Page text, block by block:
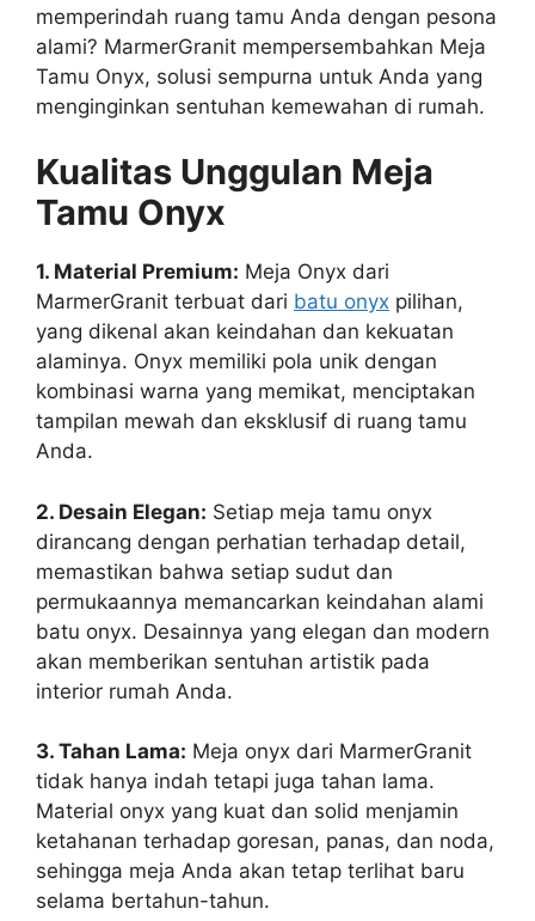
memperindah ruang tamu Anda dengan pesona
alami? MarmerGranit mempersembahkan Meja
Tamu Onyx, solusi sempurna untuk Anda yang
menginginkan sentuhan kemewahan di rumah.
Kualitas Unggulan Meja
Tamu Onyx
1. Material Premium: Meja Onyx dari
MarmerGranit terbuat dari batu onyx pilihan,
yang dikenal akan keindahan dan kekuatan
alaminya. Onyx memiliki pola unik dengan
kombinasi warna yang memikat, menciptakan
tampilan mewah dan eksklusif di ruang tamu
Anda.
2. Desain Elegan: Setiap meja tamu onyx
dirancang dengan perhatian terhadap detail,
memastikan bahwa setiap sudut dan
permukaannya memancarkan keindahan alami
batu onyx. Desainnya yang elegan dan modern
akan memberikan sentuhan artistik pada
interior rumah Anda.
3. Tahan Lama: Meja onyx dari MarmerGranit
tidak hanya indah tetapi juga tahan lama.
Material onyx yang kuat dan solid menjamin
ketahanan terhadap goresan, panas, dan noda,
sehingga meja Anda akan tetap terlihat baru
selama bertahun-tahun.